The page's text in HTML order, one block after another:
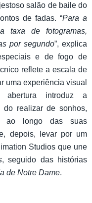
salão de baile do
de fadas. “Para a
taxa de fotogramas,
por segundo”, explica
e de fogo de
reflete a escala de
uma experiência visual
introduz a
do realizar de sonhos,
ao longo das suas
depois, levar por um
Studios que une
, seguido das histórias
de Notre Dame.